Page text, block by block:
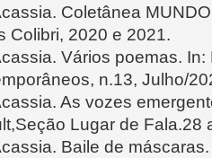
Coletânea
Colibri, 2020 e 2021.
Vários poemas.
n.13, Julho/
As vozes
Lugar de Fala.28
Baile de